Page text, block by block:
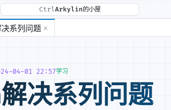
CtrlArkylin的小屋
系列问题
04-01 22:57学习
决系列问题